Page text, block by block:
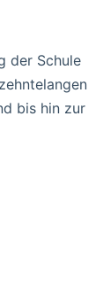
der Schule
bis hin zur